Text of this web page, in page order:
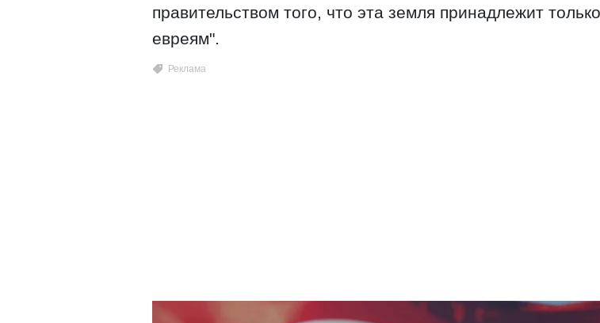
правительством того, что эта земля принадлежит только
евреям".